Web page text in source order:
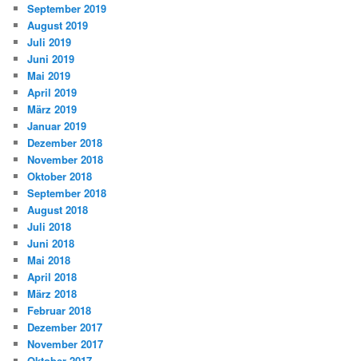
September 2019
August 2019
Juli 2019
Juni 2019
Mai 2019
April 2019
März 2019
Januar 2019
Dezember 2018
November 2018
Oktober 2018
September 2018
August 2018
Juli 2018
Juni 2018
Mai 2018
April 2018
März 2018
Februar 2018
Dezember 2017
November 2017